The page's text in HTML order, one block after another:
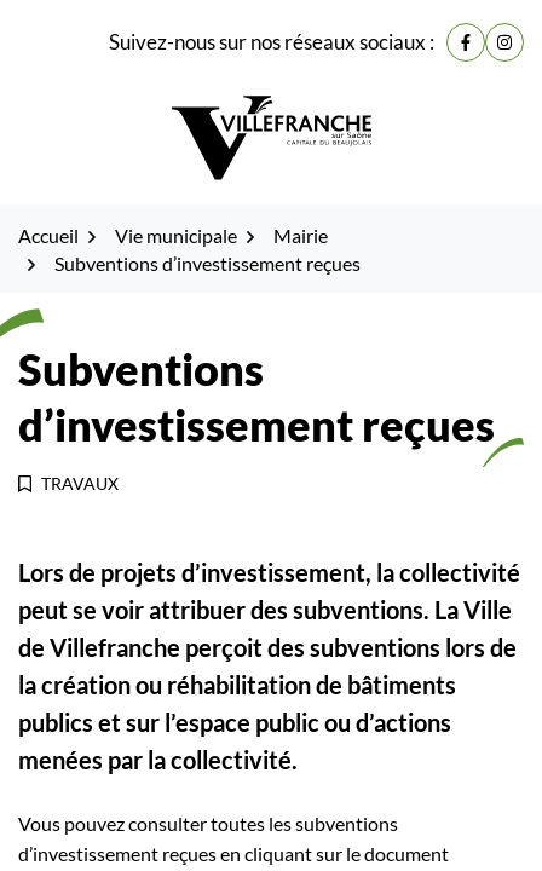
Suivez-nous sur nos réseaux sociaux : Lien vers
Lien
Accueil Vie municipale
Mairie
Subventions d’investissement reçues
Subventions
d’investissement reçues
TRAVAUX
Lors de projets d’investissement, la collectivité
peut se voir attribuer des subventions. La Ville
de Villefranche perçoit des subventions lors de
la création ou réhabilitation de bâtiments
publics et sur l’espace public ou d’actions
menées par la collectivité.
Vous pouvez consulter toutes les subventions
d’investissement reçues en cliquant sur le document